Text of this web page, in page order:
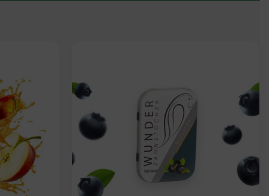
Add to
wishlist